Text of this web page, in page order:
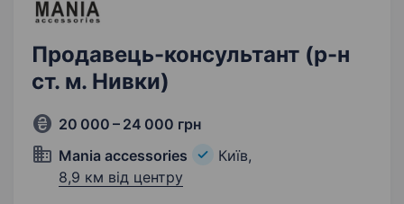
Продавець-консультант (р-н
ст. м. Нивки)
20 000 – 24 000 грн
Mania accessories
Київ,
8,9 км від центру